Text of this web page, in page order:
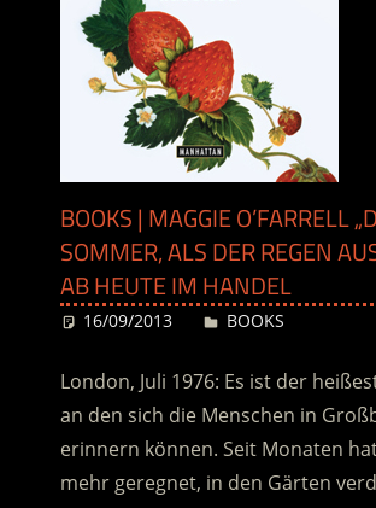
BOOKS | MAGGIE O’FARRELL
SOMMER, ALS DER REGEN
AB HEUTE IM HANDEL
16/09/2013 Desiree
BOOKS
London, Juli 1976: Es ist der
an den sich die Menschen in
erinnern können. Seit Monaten
mehr geregnet, in den Gärten